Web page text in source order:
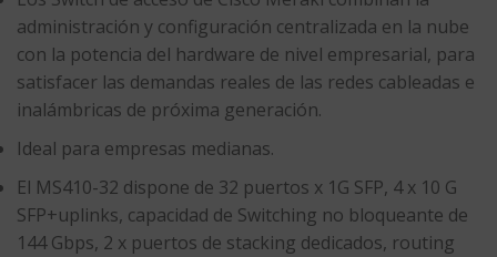
administración y configuración centralizada en la nube
con la potencia del hardware de nivel empresarial, para
satisfacer las demandas reales de las redes cableadas e
inalámbricas de próxima generación.
Ideal para empresas medianas.
El MS410-32 dispone de 32 puertos x 1G SFP, 4 x 10 G
SFP+uplinks, capacidad de Switching no bloqueante de
144 Gbps, 2 x puertos de stacking dedicados, routing